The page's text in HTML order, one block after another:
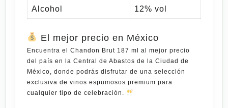
Alcohol 12% vol
El mejor precio en México
Encuentra el Chandon Brut 187 ml al mejor precio
del país en la Central de Abastos de la Ciudad de
México , donde podrás disfrutar de una selección
exclusiva de vinos espumosos premium para
cualquier tipo de celebración.